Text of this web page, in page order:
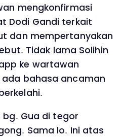
mengkonfirmasi
Dodi Gandi terkait
dan mempertanyakan
Tidak lama Solihin
ke wartawan
bahasa ancaman
bg. Gua di tegor
Sama lo. Ini atas